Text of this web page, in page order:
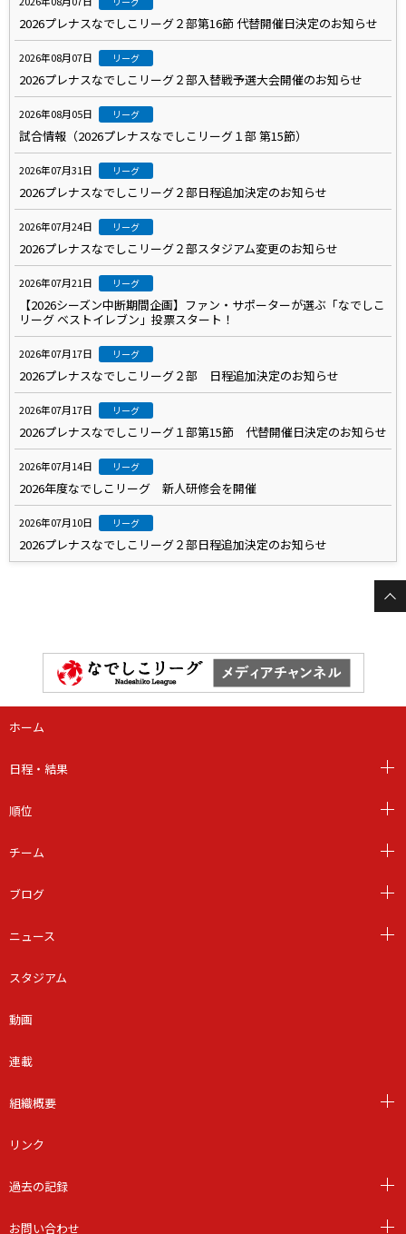
2026プレナスなでしこリーグ２部第16節 代替開催日決定のお知らせ
2026年08月07日 リーグ
2026プレナスなでしこリーグ２部入替戦予選大会開催のお知らせ
2026年08月05日 リーグ
試合情報（2026プレナスなでしこリーグ１部 第15節）
2026年07月31日 リーグ
2026プレナスなでしこリーグ２部日程追加決定のお知らせ
2026年07月24日 リーグ
2026プレナスなでしこリーグ２部スタジアム変更のお知らせ
2026年07月21日 リーグ
【2026シーズン中断期間企画】ファン・サポーターが選ぶ「なでしこ
リーグ ベストイレブン」投票スタート！
2026年07月17日 リーグ
2026プレナスなでしこリーグ２部 日程追加決定のお知らせ
2026年07月17日 リーグ
2026プレナスなでしこリーグ１部第15節 代替開催日決定のお知らせ
2026年07月14日 リーグ
2026年度なでしこリーグ 新人研修会を開催
2026年07月10日 リーグ
2026プレナスなでしこリーグ２部日程追加決定のお知らせ
ホーム
日程・結果
順位
チーム
ブログ
ニュース
スタジアム
動画
連載
組織概要
リンク
過去の記録
お問い合わせ